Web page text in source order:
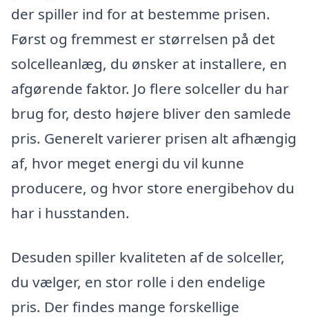
der spiller ind for at bestemme prisen.
Først og fremmest er størrelsen på det
solcelleanlæg, du ønsker at installere, en
afgørende faktor. Jo flere solceller du har
brug for, desto højere bliver den samlede
pris. Generelt varierer prisen alt afhængig
af, hvor meget energi du vil kunne
producere, og hvor store energibehov du
har i husstanden.
Desuden spiller kvaliteten af de solceller,
du vælger, en stor rolle i den endelige
pris. Der findes mange forskellige